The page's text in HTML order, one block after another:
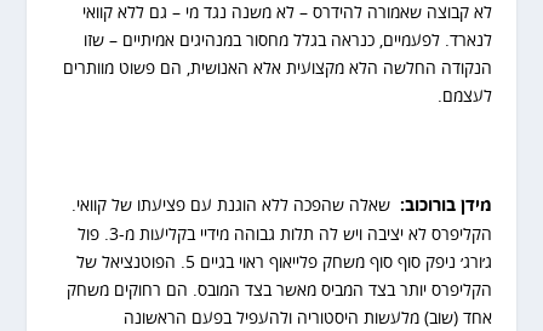
לא קבוצה שאמורה להידרס – לא משנה נגד מי – גם ללא קוואי
לנארד. לפעמיים, כנראה בגלל מחסור במנהיגים אמיתיים – שזו
הנקודה החלשה הלא מקצועית אלא האנושית, הם פשוט מוותרים
לעצמם.
מידן בורוכוב:שאלה שהפכה ללא הוגנת עם פציעתו של קוואי.
הקליפרס לא יציבה ויש לה תלות גבוהה מידיי בקליעות מ-3. פול
ג׳ורג׳ ניפק סוף סוף משחק פלייאוף ראוי בגיים 5. הפוטנציאל של
הקליפרס יותר בצד המביס מאשר בצד המובס. הם רחוקים משחק
אחד (שוב) מלעשות היסטוריה ולהעפיל בפעם הראשונה